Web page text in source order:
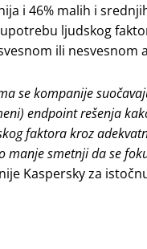
i 46% malih i
ljudskog
ili nesvesnom
se kompanije
endpoint rešenja
faktora kroz
smetnji da se
Kaspersky za